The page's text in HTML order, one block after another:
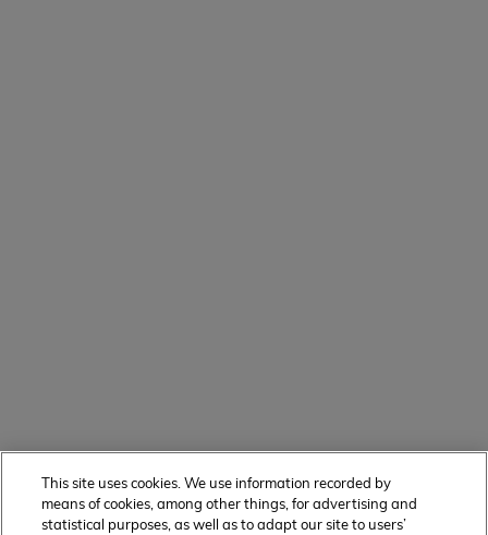
This site uses cookies. We use information recorded by
means of cookies, among other things, for advertising and
statistical purposes, as well as to adapt our site to users’